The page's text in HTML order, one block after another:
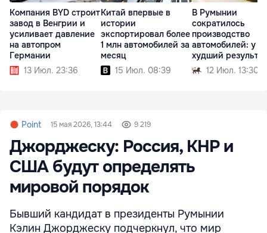
Компания BYD строит
завод в Венгрии и
усиливает давление
на автопром
Германии
13 Июл. 23:36
Китай впервые в
истории
экспортировал более
1 млн автомобилей за
месяц
15 Июл. 08:39
В Румынии
сократилось
производство
автомобилей: у
худший результат
12 Июл. 13:30
Point 15 мая 2026, 13:44 9 219
Джорджеску: Россия, КНР и
США будут определять
мировой порядок
Бывший кандидат в президенты Румынии
Кэлин Джорджеску подчеркнул, что мир